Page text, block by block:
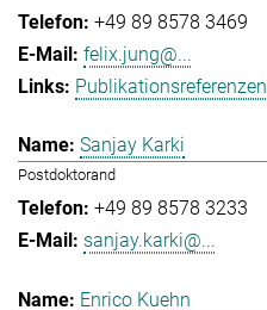
+49 89 8578 3469
felix.jung@...
Publikationsreferenzen
Sanjay Karki
Postdoktorand
+49 89 8578 3233
sanjay.karki@...
Enrico Kuehn